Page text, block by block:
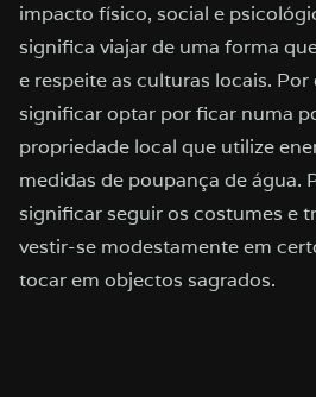
impacto físico, social e
significa viajar de uma forma
e respeite as culturas locais.
significar optar por ficar numa
propriedade local que utilize
medidas de poupança de água.
significar seguir os costumes e
vestir-se modestamente em
tocar em objectos sagrados.